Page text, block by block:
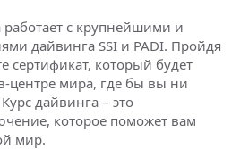
с крупнейшими и
дайвинга SSI и PADI. Пройдя
сертификат, который будет
центре мира, где бы вы ни
дайвинга – это
которое поможет вам
мир.